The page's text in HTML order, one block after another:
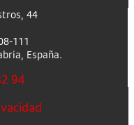
44
111
España.
94